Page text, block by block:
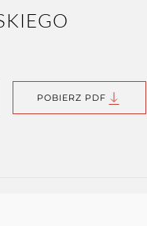
POBIERZ PDF